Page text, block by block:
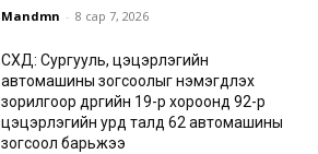
Mandmn - 8 сар 7, 2026
СХД: Сургууль, цэцэрлэгийн
автомашины зогсоолыг нэмэгдүүлэх
зорилгоор дүүргийн 19-р хороонд 92-р
цэцэрлэгийн урд талд 62 автомашины
зогсоол барьжээ